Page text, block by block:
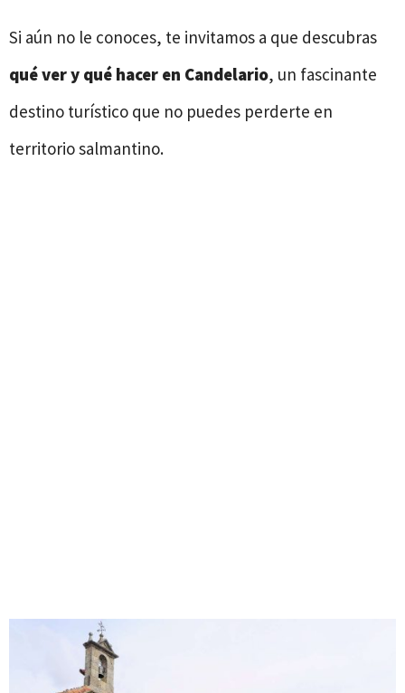
Si aún no le conoces, te invitamos a que descubras
qué ver y qué hacer en Candelario, un fascinante
destino turístico que no puedes perderte en
territorio salmantino.